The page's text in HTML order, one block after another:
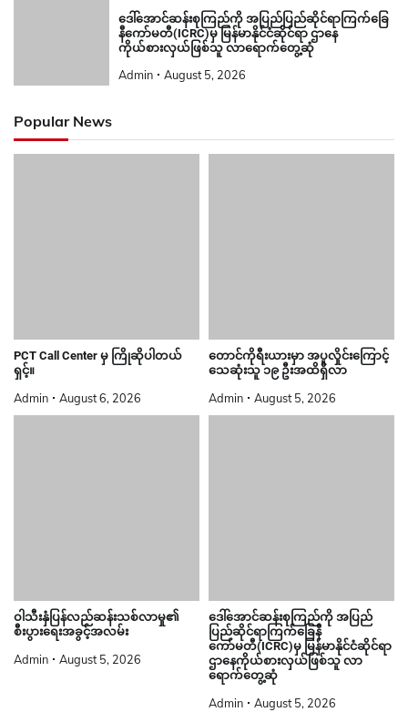
ဒေါ်အောင်ဆန်းစုကြည်ကို အပြည်ပြည်ဆိုင်ရာကြက်ခြေ
နီကော်မတီ(ICRC)မှ မြန်မာနိုင်ငံဆိုင်ရာ ဌာနေ
ကိုယ်စားလှယ်ဖြစ်သူ လာရောက်တွေ့ဆုံ
Admin August 5, 2026
Popular News
PCT Call Center မှ ကြိုဆိုပါတယ်
ရှင့်။
Admin August 6, 2026
တောင်ကိုရီးယားမှာ အပူလှိုင်းကြောင့်
သေဆုံးသူ ၁၉ ဦးအထိရှိလာ
Admin August 5, 2026
ဝါသီးနှံပြန်လည်ဆန်းသစ်လာမှု၏
စီးပွားရေးအခွင့်အလမ်း
Admin August 5, 2026
ဒေါ်အောင်ဆန်းစုကြည်ကို အပြည်
ပြည်ဆိုင်ရာကြက်ခြေနီ
ကော်မတီ(ICRC)မှ မြန်မာနိုင်ငံဆိုင်ရာ
ဌာနေကိုယ်စားလှယ်ဖြစ်သူ လာ
ရောက်တွေ့ဆုံ
Admin August 5, 2026